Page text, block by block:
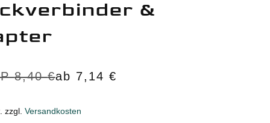
DC-Verteilung & Sicherungen
Transferschalter
Merchandising
&
8,40€ab 7,14 €
zzgl. Versandkosten